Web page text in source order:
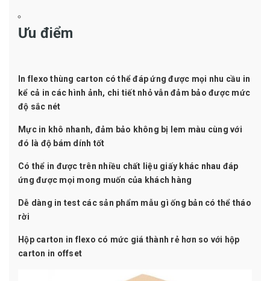
Ưu điểm
In flexo thùng carton có thể đáp ứng được mọi nhu cầu in
kể cả in các hình ảnh, chi tiết nhỏ vẫn đảm bảo được mức
độ sắc nét
Mực in khô nhanh, đảm bảo không bị lem màu cùng với
đó là độ bám dính tốt
Có thể in được trên nhiều chất liệu giấy khác nhau đáp
ứng được mọi mong muốn của khách hàng
Dễ dàng in test các sản phẩm mẫu gì ống bản có thể tháo
rời
Hộp carton in flexo có mức giá thành rẻ hơn so với hộp
carton in offset